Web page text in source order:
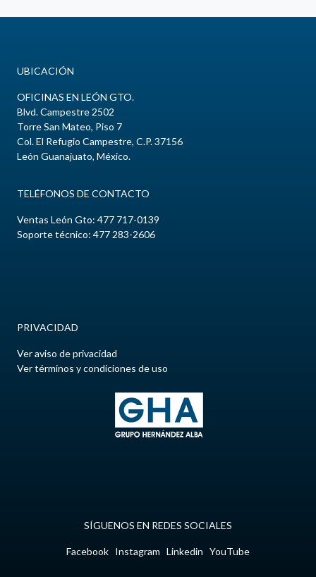
UBICACIÓN
OFICINAS EN LEÓN GTO.
Blvd. Campestre 2502
Torre San Mateo, Piso 7
Col.El Refugio Campestre, C.P.37156
León Guanajuato, México.
TELÉFONOS DE CONTACTO
Ventas León Gto: 477 717-0139
Soporte técnico: 477 283-2606
PRIVACIDAD
Ver aviso de privacidad
Ver términos y condiciones de uso
SÍGUENOS EN REDES SOCIALES
Facebook Instagram Linkedin YouTube